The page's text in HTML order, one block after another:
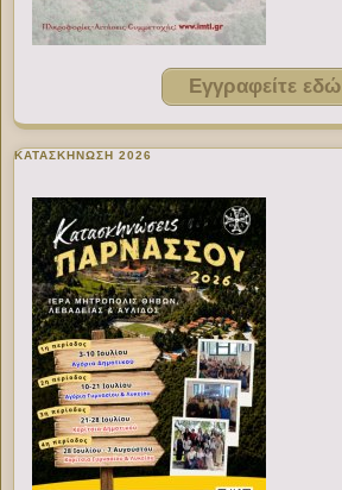
Εγγραφείτε εδώ
ΚΑΤΑΣΚΗΝΩΣΗ 2026